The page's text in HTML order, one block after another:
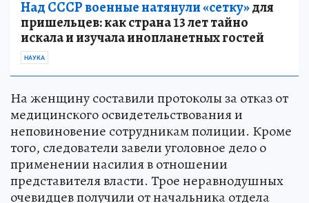
Над СССР военные натянули «сетку»для
пришельцев: как страна 13 лет тайно
искала и изучала инопланетных гостей
НАУКА
На женщину составили протоколы за отказ от
медицинского освидетельствования и
неповиновение сотрудникам полиции. Кроме
того, следователи завели уголовное дело о
применении насилия в отношении
представителя власти. Трое неравнодушных
очевидцев получили от начальника отдела